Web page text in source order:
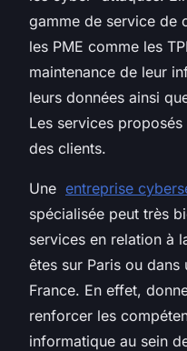
gamme de service de
les PME comme les
maintenance de leur
leurs données ainsi
Les services
des clients.
Une entreprise
spécialisée peut très
services en relation à
êtes sur Paris ou
France. En effet,
renforcer les
informatique au sein